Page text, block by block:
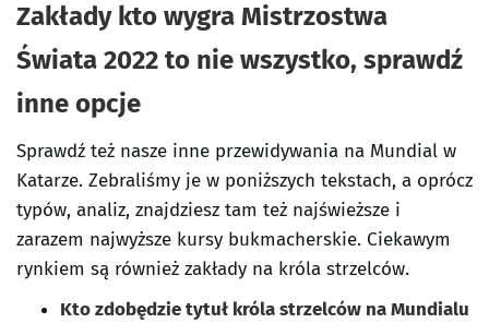
Zakłady kto wygra Mistrzostwa
Świata 2022 to nie wszystko, sprawdź
inne opcje
Sprawdź też nasze inne przewidywania na Mundial w
Katarze. Zebraliśmy je w poniższych tekstach, a oprócz
typów, analiz, znajdziesz tam też najświeższe i
zarazem najwyższe kursy bukmacherskie. Ciekawym
rynkiem są również zakłady na króla strzelców.
Kto zdobędzie tytuł króla strzelców na Mundialu